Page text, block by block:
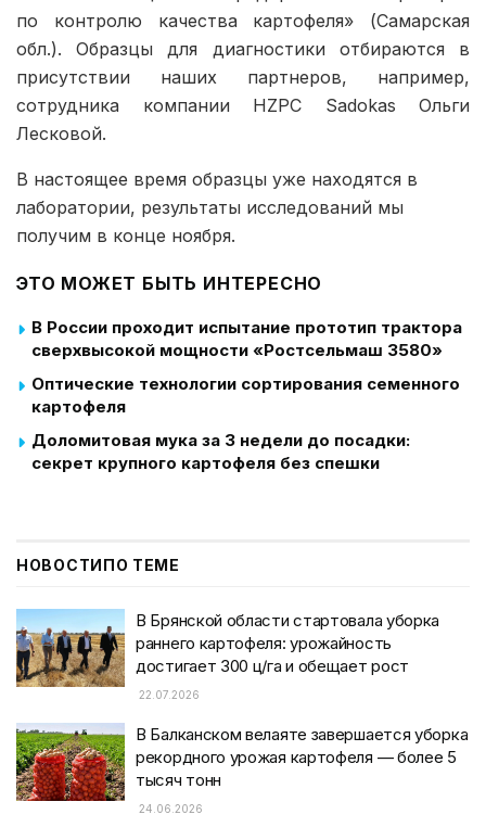
по контролю качества картофеля» (Самарская
обл.). Образцы для диагностики отбираются в
присутствии наших партнеров, например,
сотрудника компании HZPC Sadokas Ольги
Лесковой.
В настоящее время образцы уже находятся в
лаборатории, результаты исследований мы
получим в конце ноября.
ЭТО МОЖЕТ БЫТЬ ИНТЕРЕСНО
В России проходит испытание прототип трактора
сверхвысокой мощности «Ростсельмаш 3580»
Оптические технологии сортирования семенного
картофеля
Доломитовая мука за 3 недели до посадки:
секрет крупного картофеля без спешки
НОВОСТИПО ТЕМЕ
В Брянской области стартовала уборка
раннего картофеля: урожайность
достигает 300 ц/га и обещает рост
22.07.2026
В Балканском велаяте завершается уборка
рекордного урожая картофеля — более 5
тысяч тонн
24.06.2026